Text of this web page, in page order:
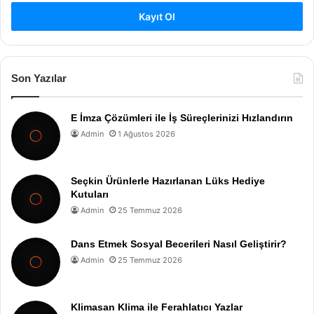
Kayıt Ol
Son Yazılar
E İmza Çözümleri ile İş Süreçlerinizi Hızlandırın
Admin 1 Ağustos 2026
Seçkin Ürünlerle Hazırlanan Lüks Hediye
Kutuları
Admin 25 Temmuz 2026
Dans Etmek Sosyal Becerileri Nasıl Geliştirir?
Admin 25 Temmuz 2026
Klimasan Klima ile Ferahlatıcı Yazlar